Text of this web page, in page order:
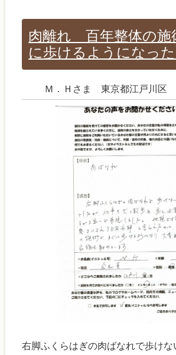
肉離れ 百年整体の施
に歩けるようになった
Ｍ．Ｈさま 東京都江戸川
右脚ふくらはぎの肉ばなれで歩けな